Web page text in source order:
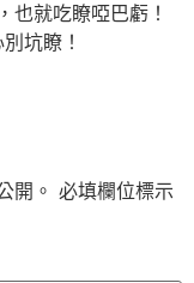
也就吃瞭啞巴虧！
坑瞭！
開。 必填欄位標示